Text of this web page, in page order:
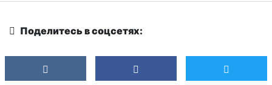
Поделитесь в соцсетях: